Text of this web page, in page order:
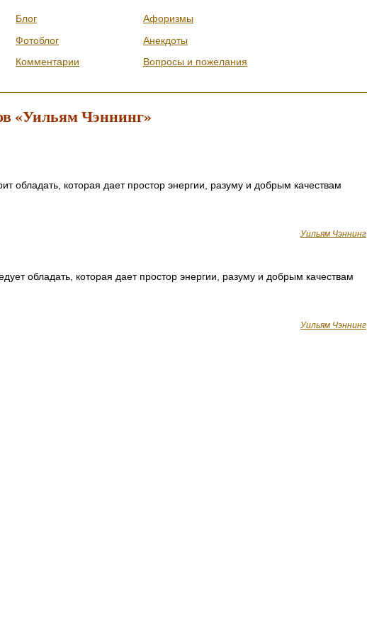
Блог
Фотоблог
Комментарии
Афоризмы
Анекдоты
Вопросы и пожелания
«Уильям Чэннинг»
обладать, которая дает простор энергии, разуму и добрым качествам
Уильям Чэннинг
обладать, которая дает простор энергии, разуму и добрым качествам
Уильям Чэннинг